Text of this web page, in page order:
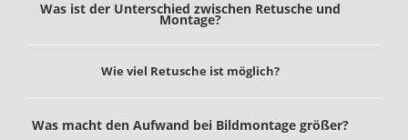
Was ist der Unterschied zwischen Retusche und
Montage?
Wie viel Retusche ist möglich?
Was macht den Aufwand bei Bildmontage größer?